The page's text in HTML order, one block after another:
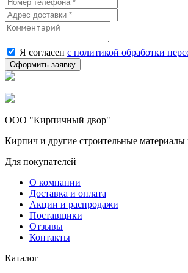
Я согласен с политикой обработки
ООО "Кирпичный двор"
Кирпич и другие строительные материалы
Для покупателей
О компании
Доставка и оплата
Акции и распродажи
Поставщики
Отзывы
Контакты
Каталог